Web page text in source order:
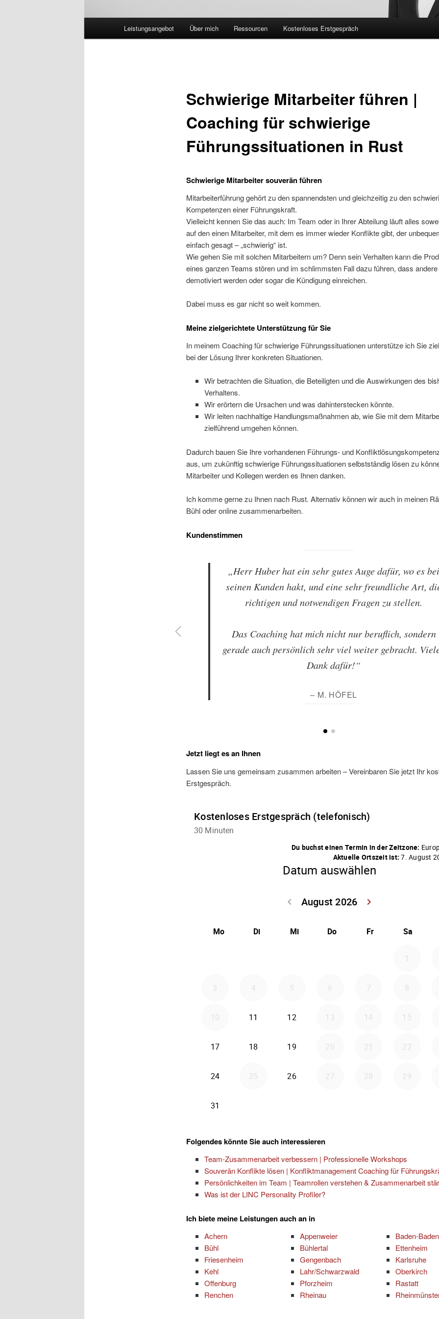
Leistungsangebot Über mich Ressourcen Kostenloses Erstgespräch
Schwierige Mitarbeiter führen |
Coaching für schwierige
Führungssituationen in Rust
Schwierige Mitarbeiter souverän führen
Mitarbeiterführung gehört zu den spannendsten und gleichzeitig zu den
Kompetenzen einer Führungskraft.
Vielleicht kennen Sie das auch: Im Team oder in Ihrer Abteilung läuft alles
auf den einen Mitarbeiter, mit dem es immer wieder Konflikte gibt, der
einfach gesagt – „schwierig“ ist.
Wie gehen Sie mit solchen Mitarbeitern um? Denn sein Verhalten kann die
eines ganzen Teams stören und im schlimmsten Fall dazu führen, dass
demotiviert werden oder sogar die Kündigung einreichen.
Dabei muss es gar nicht so weit kommen.
Meine zielgerichtete Unterstützung für Sie
In meinem Coaching für schwierige Führungssituationen unterstütze ich Sie
bei der Lösung Ihrer konkreten Situationen.
Wir betrachten die Situation, die Beteiligten und die Auswirkungen des
Verhaltens.
Wir erörtern die Ursachen und was dahinterstecken könnte.
Wir leiten nachhaltige Handlungsmaßnahmen ab, wie Sie mit dem
zielführend umgehen können.
Dadurch bauen Sie Ihre vorhandenen Führungs- und
aus, um zukünftig schwierige Führungssituationen selbstständig lösen zu
Mitarbeiter und Kollegen werden es Ihnen danken.
Ich komme gerne zu Ihnen nach Rust. Alternativ können wir auch in meinen
Bühl oder online zusammenarbeiten.
Kundenstimmen
„Herr Huber hat ein sehr gutes Auge dafür, wo es bei
seinen Kunden hakt, und eine sehr freundliche Art,
richtigen und notwendigen Fragen zu stellen.
Das Coaching hat mich nicht nur beruflich, sondern
gerade auch persönlich sehr viel weiter gebracht.
Dank dafür!“
– M. HÖFEL
Jetzt liegt es an Ihnen
Lassen Sie uns gemeinsam zusammen arbeiten – Vereinbaren Sie jetzt Ihr
Erstgespräch.
Folgendes könnte Sie auch interessieren
Team-Zusammenarbeit verbessern | Professionelle Workshops
Souverän Konflikte lösen | Konfliktmanagement Coaching für
Persönlichkeiten im Team | Teamrollen verstehen & Zusammenarbeit
Was ist der LINC Personality Profiler?
Ich biete meine Leistungen auch an in
Achern
Bühl
Friesenheim
Kehl
Offenburg
Renchen
Appenweier
Bühlertal
Gengenbach
Lahr/Schwarzwald
Pforzheim
Rheinau
Baden-Baden
Ettenheim
Karlsruhe
Oberkirch
Rastatt